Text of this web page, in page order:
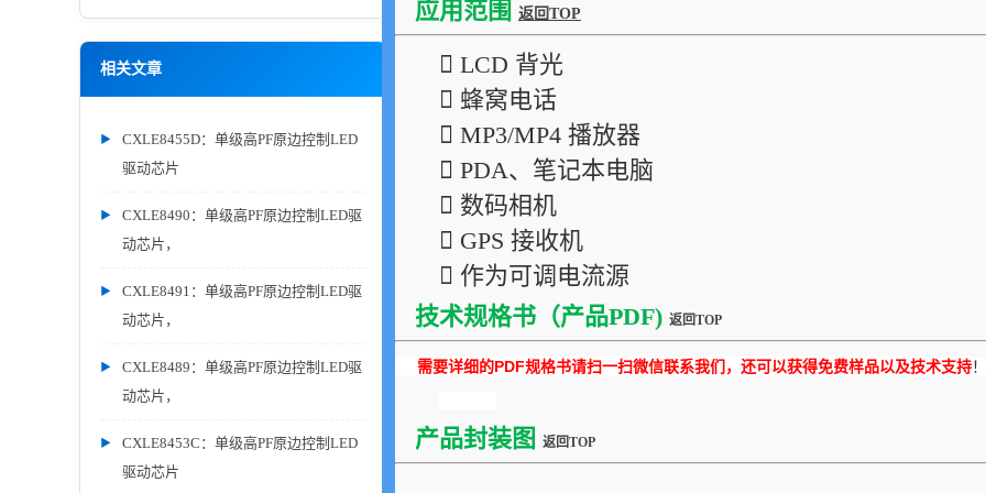
相关文章
CXLE8455D：单级高PF原边控制LED
驱动芯片
CXLE8490：单级高PF原边控制LED驱
动芯片，
CXLE8491：单级高PF原边控制LED驱
动芯片，
CXLE8489：单级高PF原边控制LED驱
动芯片，
CXLE8453C：单级高PF原边控制LED
驱动芯片
应用范围 返回TOP
 LCD 背光
 蜂窝电话
 MP3/MP4 播放器
 PDA、笔记本电脑
 数码相机
 GPS 接收机
 作为可调电流源
技术规格书（产品PDF) 返回TOP
需要详细的PDF规格书请扫一扫微信联系我们，还可以获得免费样品以及技术支持！
产品封装图 返回TOP